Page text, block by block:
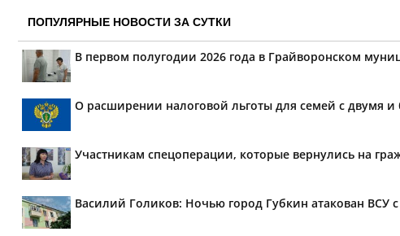
ПОПУЛЯРНЫЕ НОВОСТИ ЗА СУТКИ
В первом полугодии 2026 года в Грайворонском
О расширении налоговой льготы для семей с двумя
Участникам спецоперации, которые вернулись на
Василий Голиков: Ночью город Губкин атакован ВСУ